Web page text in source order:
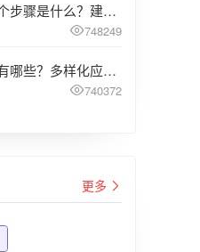
客服服务流程的第三个步骤是什么？建议企业阅读
748249
座机呼叫转移的应用有哪些？多样化应用场景解析
740372
更多